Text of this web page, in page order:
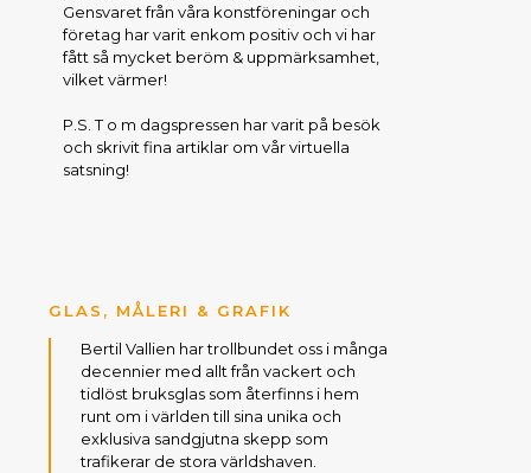
Gensvaret från våra konstföreningar och
företag har varit enkom positiv och vi har
fått så mycket beröm & uppmärksamhet,
vilket värmer!
P.S. T o m dagspressen har varit på besök
och skrivit fina artiklar om vår virtuella
satsning!
GLAS, MÅLERI & GRAFIK
Bertil Vallien har trollbundet oss i många
decennier med allt från vackert och
tidlöst bruksglas som återfinns i hem
runt om i världen till sina unika och
exklusiva sandgjutna skepp som
trafikerar de stora världshaven.